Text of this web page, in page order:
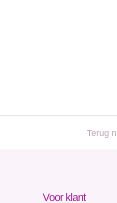
Terug
Voor klant